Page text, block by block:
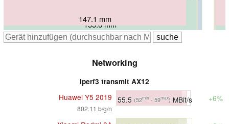
160 mm
156.5 mm
155.6 mm
147.1 mm
Networking
iperf3 transmit AX12
Huawei Y5 2019
802.11 b/g/n
55.5 (52min - 59max) MBit/s +6%